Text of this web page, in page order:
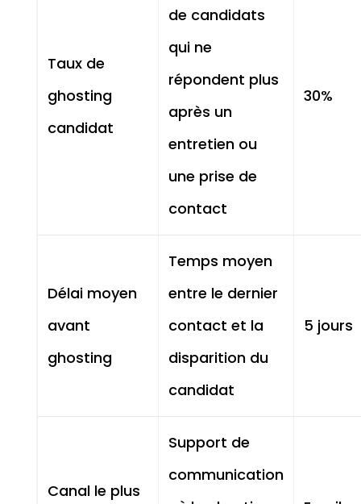
Taux de
ghosting
candidat
de candidats
qui ne
répondent plus
après un
entretien ou
une prise de
contact
30%
Délai moyen
avant
ghosting
Temps moyen
entre le dernier
contact et la
disparition du
candidat
5 jours
Canal le plus
Support de
communication